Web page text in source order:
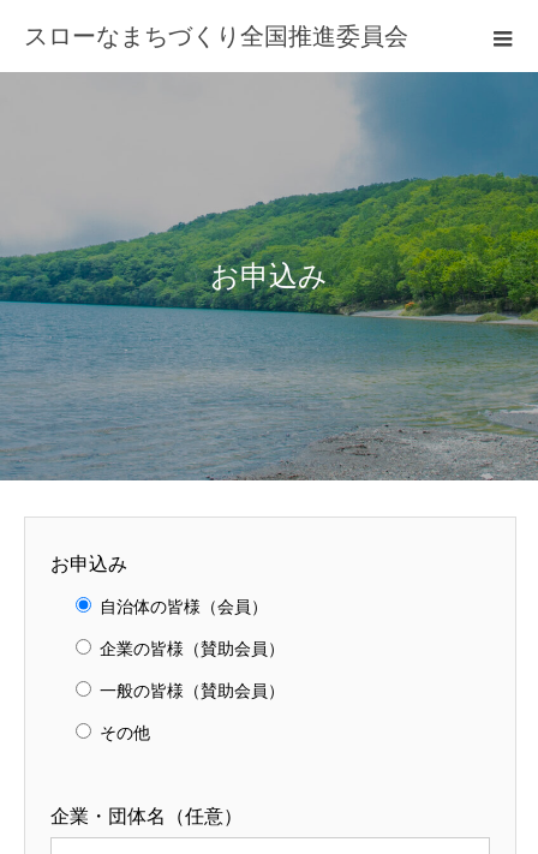
スローなまちづくり全国推進委員会
お申込み
お申込み
自治体の皆様（会員）
企業の皆様（賛助会員）
一般の皆様（賛助会員）
その他
企業・団体名（任意）